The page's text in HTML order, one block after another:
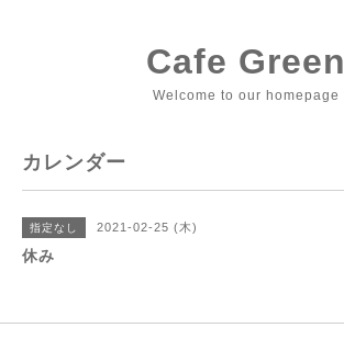
Cafe Green
Welcome to our homepage
カレンダー
指定なし 2021-02-25 (木)
休み